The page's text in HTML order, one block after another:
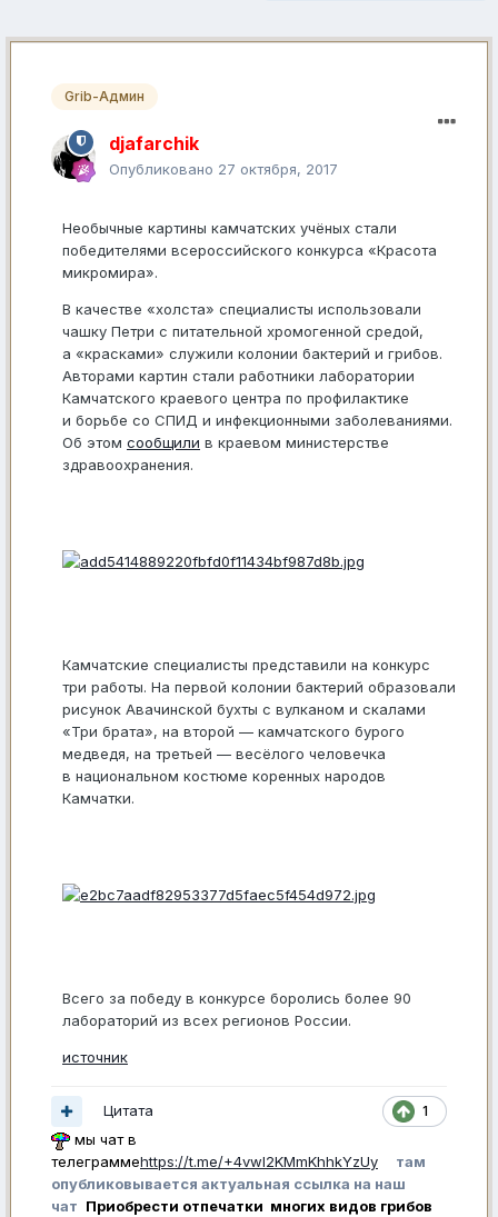
Grib-Админ
djafarchik
Опубликовано 27 октября, 2017
Необычные картины камчатских учёных стали
победителями всероссийского конкурса «Красота
микромира».
В качестве «холста» специалисты использовали
чашку Петри с питательной хромогенной средой,
а «красками» служили колонии бактерий и грибов.
Авторами картин стали работники лаборатории
Камчатского краевого центра по профилактике
и борьбе со СПИД и инфекционными заболеваниями.
Об этом сообщили в краевом министерстве
здравоохранения.
Камчатские специалисты представили на конкурс
три работы. На первой колонии бактерий образовали
рисунок Авачинской бухты с вулканом и скалами
«Три брата», на второй — камчатского бурого
медведя, на третьей — весёлого человечка
в национальном костюме коренных народов
Камчатки.
Всего за победу в конкурсе боролись более 90
лабораторий из всех регионов России.
источник
1
Цитата
мы чат в
телеграммеhttps://t.me/+4vwl2KMmKhhkYzUy
там
опубликовывается актуальная ссылка на наш
чат Приобрести отпечатки многих видов грибов